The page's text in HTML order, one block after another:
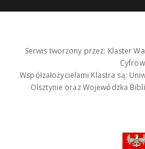
Serwis tworzony przez: Klaster
Współzałożycielami Klastra są:
Olsztynie oraz Wojewódzka